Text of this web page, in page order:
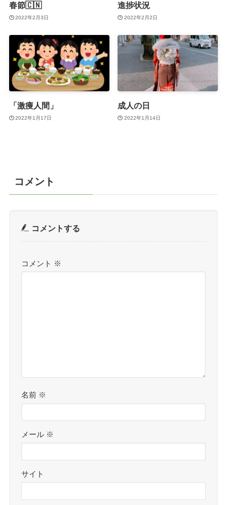
春節🇨🇳
2022年2月3日
進捗状況
2022年2月2日
「激痩人間」
2022年1月17日
成人の日
2022年1月14日
コメント
コメントする
コメント ※
名前 ※
メール ※
サイト